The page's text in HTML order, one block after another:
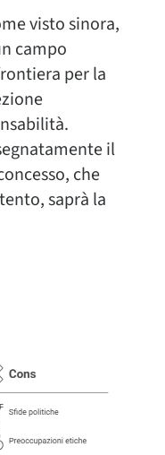
visto sinora,
campo
per la
il
che
saprà la